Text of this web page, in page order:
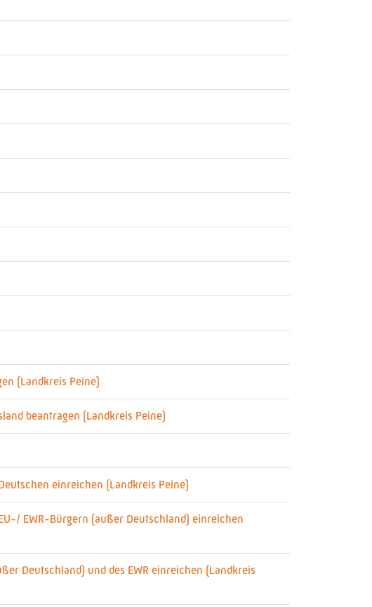
(Landkreis Peine)
beantragen (Landkreis Peine)
einreichen (Landkreis Peine)
EWR-Bürgern (außer Deutschland) einreichen
Deutschland) und des EWR einreichen (Landkreis